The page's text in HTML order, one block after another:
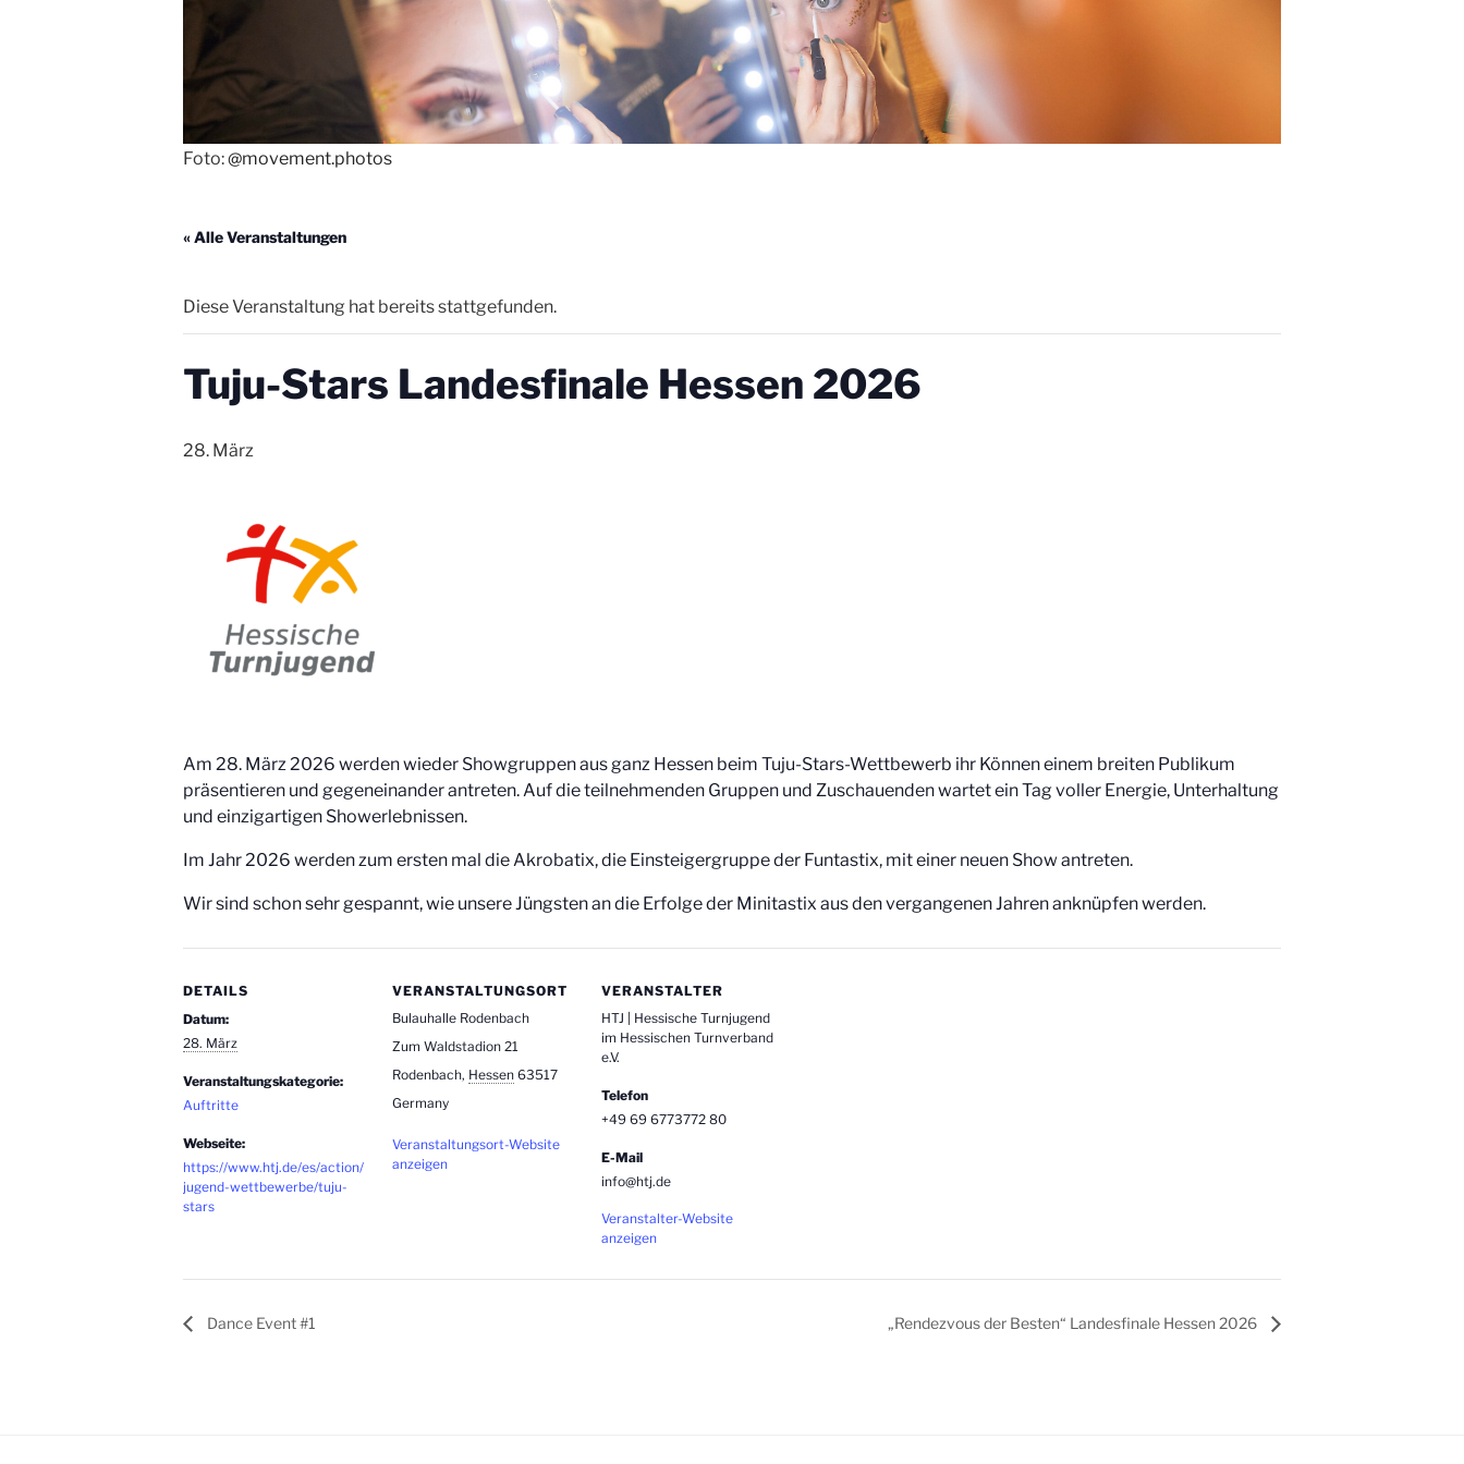
Foto:@movement.photos
« Alle Veranstaltungen
Diese Veranstaltung hat bereits stattgefunden.
Tuju-Stars Landesfinale Hessen 2026
28. März
Am 28. März 2026 werden wieder Showgruppen aus ganz Hessen beim Tuju-Stars-Wettbewerb ihr Können einem breiten Publikum
präsentieren und gegeneinander antreten. Auf die teilnehmenden Gruppen und Zuschauenden wartet ein Tag voller Energie, Unterhaltung
und einzigartigen Showerlebnissen.
Im Jahr 2026 werden zum ersten mal die Akrobatix, die Einsteigergruppe der Funtastix, mit einer neuen Show antreten.
Wir sind schon sehr gespannt, wie unsere Jüngsten an die Erfolge der Minitastix aus den vergangenen Jahren anknüpfen werden.
DETAILS
Datum:
28. März
Veranstaltungskategorie:
Auftritte
Webseite:
https://www.htj.de/es/action/
jugend-wettbewerbe/tuju-
stars
VERANSTALTUNGSORT
Bulauhalle Rodenbach
Zum Waldstadion 21
Rodenbach, Hessen 63517
Germany
Veranstaltungsort-Website
anzeigen
VERANSTALTER
HTJ | Hessische Turnjugend
im Hessischen Turnverband
e.V.
Telefon
+49 69 6773772 80
E-Mail
info@htj.de
Veranstalter-Website
anzeigen
Dance Event #1 „Rendezvous der Besten“ Landesfinale Hessen 2026